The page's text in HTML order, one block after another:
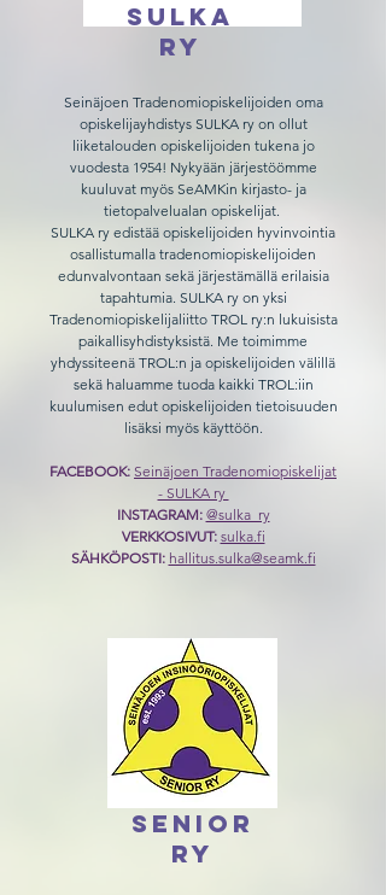
Sulka
ry
Seinäjoen Tradenomiopiskelijoiden oma
opiskelijayhdistys SULKA ry on ollut
liiketalouden opiskelijoiden tukena jo
vuodesta 1954! Nykyään järjestöömme
kuuluvat myös SeAMKin kirjasto- ja
tietopalvelualan opiskelijat.
SULKA ry edistää opiskelijoiden hyvinvointia
osallistumalla tradenomiopiskelijoiden
edunvalvontaan sekä järjestämällä erilaisia
tapahtumia. SULKA ry on yksi
Tradenomiopiskelijaliitto TROL ry:n lukuisista
paikallisyhdistyksistä. Me toimimme
yhdyssiteenä TROL:n ja opiskelijoiden välillä
sekä haluamme tuoda kaikki TROL:iin
kuulumisen edut opiskelijoiden tietoisuuden
lisäksi myös käyttöön.
FACEBOOK: Seinäjoen Tradenomiopiskelijat
- SULKA ry
INSTAGRAM: @sulka_ry
VERKKOSIVUT: sulka.fi
SÄHKÖPOSTI: hallitus.sulka@seamk.fi
Senior
ry